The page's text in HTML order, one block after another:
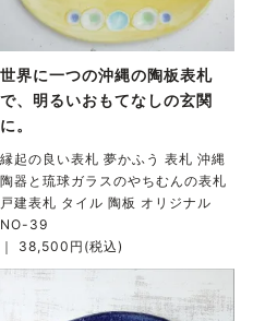
世界に一つの沖縄の陶板表札
で、明るいおもてなしの玄関
に。
縁起の良い表札 夢かふう 表札 沖縄
陶器と琉球ガラスのやちむんの表札
戸建表札 タイル 陶板 オリジナル
NO-39
｜ 38,500円(税込)